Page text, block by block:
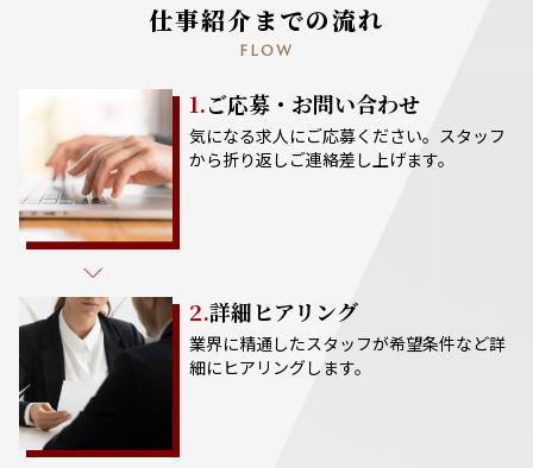
仕事紹介までの流れ
FLOW
1.ご応募・お問い合わせ
気になる求人にご応募ください。スタッフ
から折り返しご連絡差し上げます。
2.詳細ヒアリング
業界に精通したスタッフが希望条件など詳
細にヒアリングします。